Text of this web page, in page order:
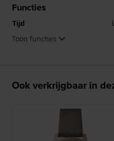
Functies
Tijd
Toon functies
Ook verkrijgbaar in